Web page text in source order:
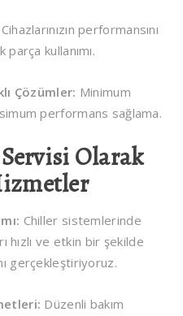
Cihazlarınızın performansını
kullanımı.
Çözümler: Minimum
performans sağlama.
Olarak
Chiller sistemlerinde
hızlı ve etkin bir şekilde
gerçekleştiriyoruz.
Düzenli bakım